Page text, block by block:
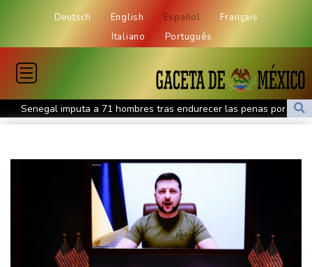
Deutsch English Español
Français
Italiano
Português
Senegal imputa a 71 hombres tras endurecer las penas por
homosexualidad
Un ex primer ministro y aspirante presidencial francés presenta
una denuncia por sospecha de injerencia rusa
México vence a Estados Unidos y es campeón sub 20 de la
El cáncer del expresidente Joe Biden se ha extendido y es "muy